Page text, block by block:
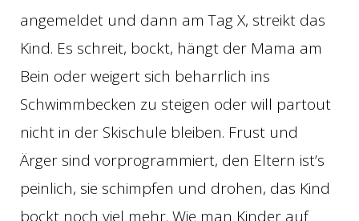
angemeldet und dann am Tag X, streikt das
Kind. Es schreit, bockt, hängt der Mama am
Bein oder weigert sich beharrlich ins
Schwimmbecken zu steigen oder will partout
nicht in der Skischule bleiben. Frust und
Ärger sind vorprogrammiert, den Eltern ist’s
peinlich, sie schimpfen und drohen, das Kind
bockt noch viel mehr. Wie man Kinder auf